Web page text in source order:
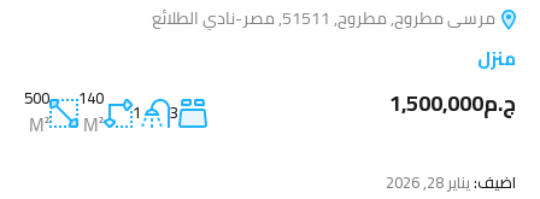
مرسى مطروح, مطروح, 51511, مصر-نادي الطلائع
منزل
ج.م1,500,000 3
1
140
M²
500
M²
اضيف:يناير 28, 2026